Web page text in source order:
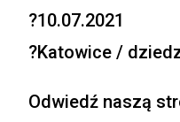
?10.07.2021
?Katowice /
Odwiedź naszą